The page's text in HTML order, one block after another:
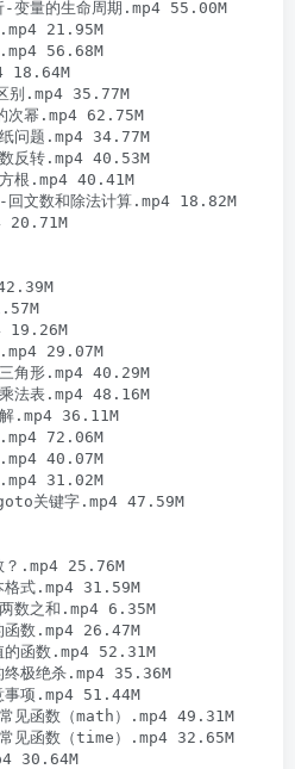
量的生命周期.mp4 55.00M
21.95M
56.68M
18.64M
.mp4 35.77M
幂.mp4 62.75M
问题.mp4 34.77M
反转.mp4 40.53M
根.mp4 40.41M
文数和除法计算.mp4 18.82M
20.71M
29.07M
角形.mp4 40.29M
法表.mp4 48.16M
.mp4 36.11M
72.06M
40.07M
31.02M
关键字.mp4 47.59M
.mp4 25.76M
式.mp4 31.59M
数之和.mp4 6.35M
数.mp4 26.47M
函数.mp4 52.31M
极绝杀.mp4 35.36M
项.mp4 51.44M
见函数（math）.mp4 49.31M
见函数（time）.mp4 32.65M
30.64M